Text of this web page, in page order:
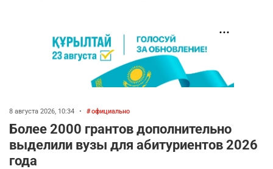
8 августа 2026, 10:34 • официально
Более 2000 грантов дополнительно
выделили вузы для абитуриентов 2026
года